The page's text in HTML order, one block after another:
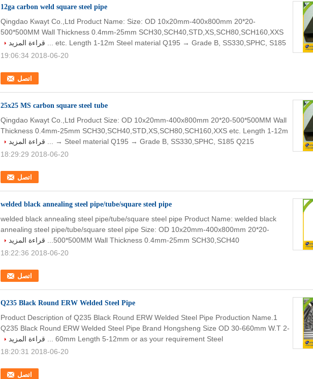
12ga carbon weld square steel pipe
اتصل
Qingdao Kwayt Co.,Ltd Product Name: Size: OD 10x20mm-400x800mm 20*20-
500*500MM Wall Thickness 0.4mm-25mm SCH30,SCH40,STD,XS,SCH80,SCH160,XXS
etc. Length 1-12m Steel material Q195 → Grade B, SS330,SPHC, S185 ...
قراءة المزيد
2018-06-20 19:06:34
25x25 MS carbon square steel tube
اتصل
Qingdao Kwayt Co.,Ltd Product Size: OD 10x20mm-400x800mm 20*20-500*500MM Wall
Thickness 0.4mm-25mm SCH30,SCH40,STD,XS,SCH80,SCH160,XXS etc. Length 1-12m
Steel material Q195 → Grade B, SS330,SPHC, S185 Q215 → ...
قراءة المزيد
2018-06-20 18:29:29
welded black annealing steel pipe/tube/square steel pipe
اتصل
welded black annealing steel pipe/tube/square steel pipe Product Name: welded black
annealing steel pipe/tube/square steel pipe Size: OD 10x20mm-400x800mm 20*20-
500*500MM Wall Thickness 0.4mm-25mm SCH30,SCH40...
قراءة المزيد
2018-06-20 18:22:36
Q235 Black Round ERW Welded Steel Pipe
اتصل
1.Product Description of Q235 Black Round ERW Welded Steel Pipe Production Name
Q235 Black Round ERW Welded Steel Pipe Brand Hongsheng Size OD 30-660mm W.T 2-
60mm Length 5-12mm or as your requirement Steel ...
قراءة المزيد
2018-06-20 18:20:31